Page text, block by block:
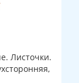
Листочки.